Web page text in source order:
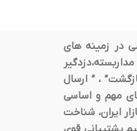
در زمینه های
، ” ارسال
مهم و اساسی
14 ساله در بازار ایران، شناخت